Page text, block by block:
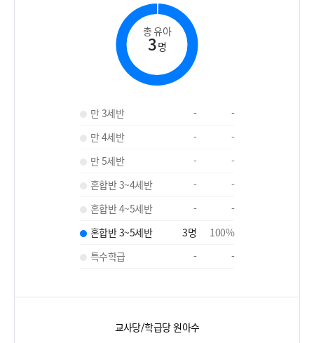
총 유아
3명
만 3세반 -
-
만 4세반
-
-
만 5세반
-
-
혼합반 3~4세반
-
-
혼합반 4~5세반
-
-
혼합반 3~5세반
3명 100%
특수학급
- -
교사당/학급당 원아수